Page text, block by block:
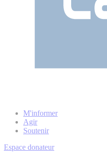
M'informer
Agir
Soutenir
Espace donateur